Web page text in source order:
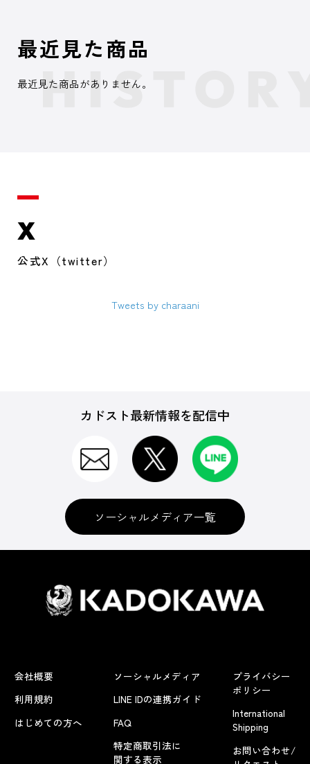
最近見た商品
最近見た商品がありません。
X
公式X（twitter）
Tweets by charaani
カドスト最新情報を配信中
ソーシャルメディア一覧
会社概要
利用規約
はじめての方へ
ソーシャルメディア
LINE IDの連携ガイド
FAQ
特定商取引法に
関する表示
プライバシー
ポリシー
International
Shipping
お問い合わせ/